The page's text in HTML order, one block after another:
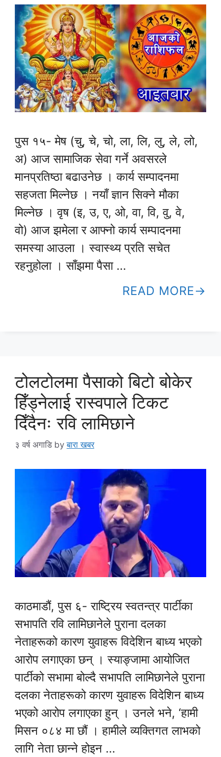
पुस १५- मेष (चु, चे, चो, ला, लि, लु, ले, लो,
अ) आज सामाजिक सेवा गर्ने अवसरले
मानप्रतिष्ठा बढाउनेछ । कार्य सम्पादनमा
सहजता मिल्नेछ । नयाँ ज्ञान सिक्ने मौका
मिल्नेछ । वृष (इ, उ, ए, ओ, वा, वि, वु, वे,
वो) आज झमेला र आफ्नो कार्य सम्पादनमा
समस्या आउला । स्वास्थ्य प्रति सचेत
रहनुहोला । साँझमा पैसा …
READ MORE
टोलटोलमा पैसाको बिटो बोकेर
हिँड्नेलाई रास्वपाले टिकट
दिँदैनः रवि लामिछाने
३ वर्ष अगाडि byबारा खबर
काठमाडौं, पुस ६- राष्ट्रिय स्वतन्त्र पार्टीका
सभापति रवि लामिछानेले पुराना दलका
नेताहरूको कारण युवाहरू विदेशिन बाध्य भएको
आरोप लगाएका छन् । स्याङ्जामा आयोजित
पार्टीको सभामा बोल्दै सभापति लामिछानेले पुराना
दलका नेताहरूको कारण युवाहरू विदेशिन बाध्य
भएको आरोप लगाएका हुन् । उनले भने, ‘हामी
मिसन ०८४ मा छौं । हामीले व्यक्तिगत लाभको
लागि नेता छान्ने होइन …